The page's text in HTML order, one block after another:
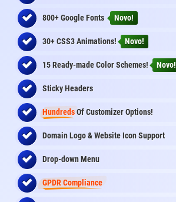
800+ Google Fonts Novo!
30+ CSS3 Animations! Novo!
15 Ready-made Color Schemes! Novo!
Sticky Headers
HundredsOf Customizer Options!
Domain Logo & Website Icon Support
Drop-down Menu
GPDR Compliance